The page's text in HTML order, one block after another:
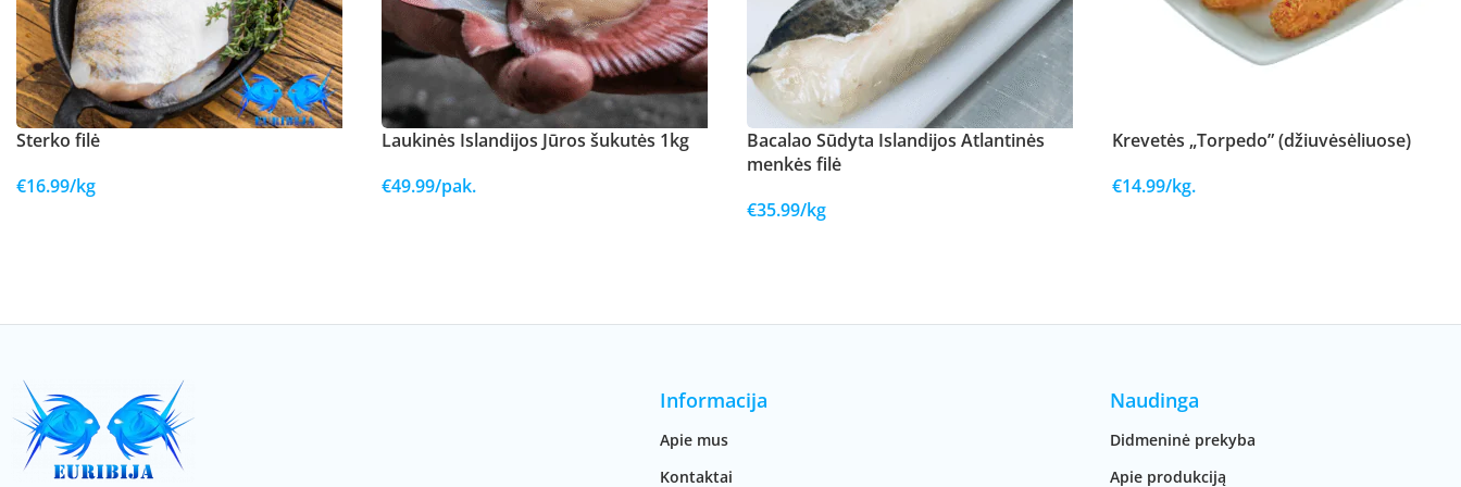
Sterko filė
€16.99/kg
Laukinės Islandijos Jūros šukutės 1kg
€49.99/pak.
Bacalao Sūdyta Islandijos Atlantinės
menkės filė
€35.99/kg
Krevetės „Torpedo” (džiuvėsėliuose)
€14.99/kg.
Informacija
Apie mus
Kontaktai
Naudinga
Didmeninė prekyba
Apie produkciją